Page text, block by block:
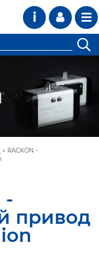
i
» RACKON -
-
привод